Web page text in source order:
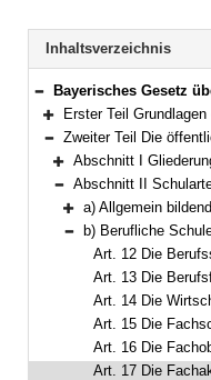
BAYERN.RECHT
letzten
Suche
Navigation
Inhaltsverzeichnis
Bereich reduzieren
Bayerisches Gesetz über das Erziehungs- und Unterrichtswesen
Bereich erweitern
Erster Teil
Bereich reduzieren
Zweiter Teil Die
Bereich erweitern
Abschnitt I
Bereich reduzieren
Abschnitt II Schularten
Bereich erweitern
a) Allgemein
Bereich reduzieren
b) Berufliche
Art. 12 Die
Art. 13 Die
Art. 14 Die
Art. 15 Die
Art. 16 Die
Art. 17 Die